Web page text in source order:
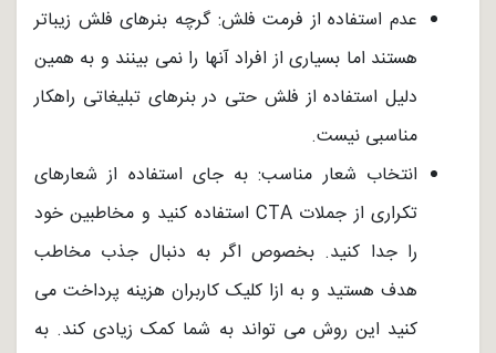
عدم استفاده از فرمت فلش: گرچه بنرهای فلش زیباتر
هستند اما بسیاری از افراد آنها را نمی بینند و به همین
دلیل استفاده از فلش حتی در بنرهای تبلیغاتی راهکار
مناسبی نیست.
انتخاب شعار مناسب: به جای استفاده از شعارهای
تکراری از جملات CTA استفاده کنید و مخاطبین خود
را جدا کنید. بخصوص اگر به دنبال جذب مخاطب
هدف هستید و به ازا کلیک کاربران هزینه پرداخت می
کنید این روش می تواند به شما کمک زیادی کند. به